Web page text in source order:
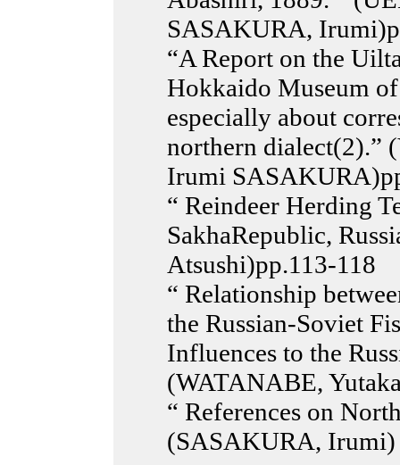
SASAKURA,
“A Report on the
Hokkaido Museum
especially about
northern dialect(2).”
Irumi
“ Reindeer Herding
SakhaRepublic,
Atsushi)pp.113-118
“ Relationship
the Russian-Soviet
Influences to the
(WATANABE,
“ References on
(SASAKURA, Irumi)